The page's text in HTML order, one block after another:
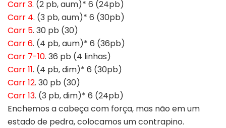
Carr 3. (2 pb, aum)* 6 (24pb)
Carr 4. (3 pb, aum)* 6 (30pb)
Carr 5. 30 pb (30)
Carr 6. (4 pb, aum)* 6 (36pb)
Carr 7-10. 36 pb (4 linhas)
Carr 11. (4 pb, dim)* 6 (30pb)
Carr 12. 30 pb (30)
Carr 13. (3 pb, dim)* 6 (24pb)
Enchemos a cabeça com força, mas não em um
estado de pedra, colocamos um contrapino.